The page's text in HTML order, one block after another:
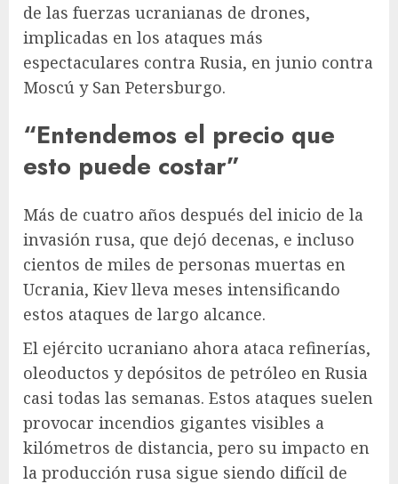
de las fuerzas ucranianas de drones,
implicadas en los ataques más
espectaculares contra Rusia, en junio contra
Moscú y San Petersburgo.
“Entendemos el precio que
esto puede costar”
Más de cuatro años después del inicio de la
invasión rusa, que dejó decenas, e incluso
cientos de miles de personas muertas en
Ucrania, Kiev lleva meses intensificando
estos ataques de largo alcance.
El ejército ucraniano ahora ataca refinerías,
oleoductos y depósitos de petróleo en Rusia
casi todas las semanas. Estos ataques suelen
provocar incendios gigantes visibles a
kilómetros de distancia, pero su impacto en
la producción rusa sigue siendo difícil de